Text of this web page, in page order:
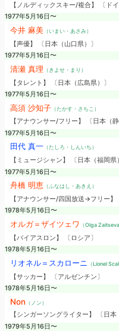
【ノルディックスキー/複合】 〔ドイ
1977年5月16日〜
今井 麻美（いまい・あさみ）
【声優】 〔日本（山口県）〕
1977年5月16日〜
清瀬 真理 （きよせ・まり）
【タレント】 〔日本（広島県）〕
1977年5月16日〜
高須 沙知子（たかす・さちこ）
【アナウンサー/フリー】 〔日本（静
1977年5月16日〜
田代 真一（たしろ・しんいち）
【ミュージシャン】 〔日本（福岡
1977年5月16日〜
舟橋 明恵 （ふなはし・あきえ）
【アナウンサー/四国放送→フリー】
1978年5月16日〜
オルガ＝ザイツェワ （Olga Zaitseva
【バイアスロン】 〔ロシア〕
1978年5月16日〜
リオネル＝スカローニ （Lionel
【サッカー】 〔アルゼンチン〕
1978年5月16日〜
Non （ノン）
【シンガーソングライター】 〔日本
1979年5月16日〜